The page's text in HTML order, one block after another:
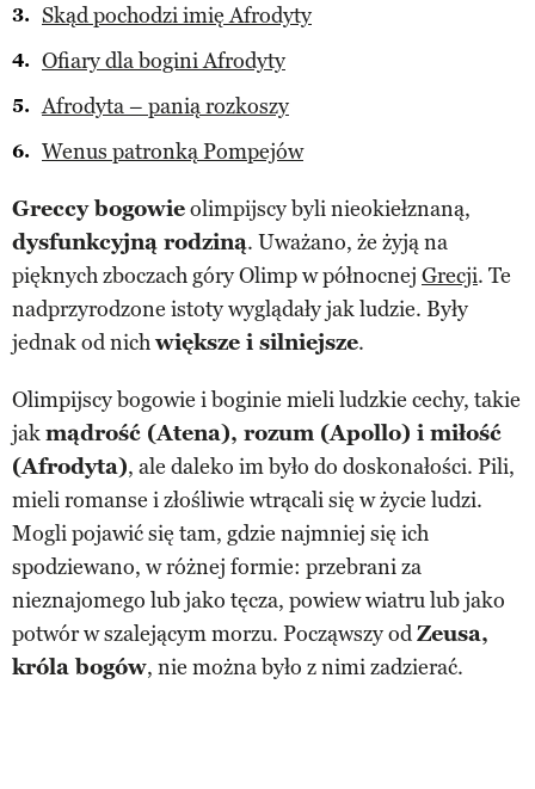
Skąd pochodzi imię Afrodyty
Ofiary dla bogini Afrodyty
Afrodyta – panią rozkoszy
Wenus patronką Pompejów
Greccy bogowieolimpijscy byli nieokiełznaną,
dysfunkcyjną rodziną. Uważano, że żyją na
pięknych zboczach góry Olimp w północnej Grecji. Te
nadprzyrodzone istoty wyglądały jak ludzie. Były
jednak od nichwiększe i silniejsze.
Olimpijscy bogowie i boginie mieli ludzkie cechy, takie
jakmądrość (Atena), rozum (Apollo) i miłość
(Afrodyta), ale daleko im było do doskonałości. Pili,
mieli romanse i złośliwie wtrącali się w życie ludzi.
Mogli pojawić się tam, gdzie najmniej się ich
spodziewano, w różnej formie: przebrani za
nieznajomego lub jako tęcza, powiew wiatru lub jako
potwór w szalejącym morzu. Począwszy odZeusa,
króla bogów, nie można było z nimi zadzierać.